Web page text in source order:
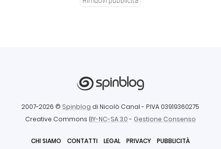
2007-2026 © Spinblog di Nicolò Canal - P.IVA 03919360275
Creative Commons BY-NC-SA 3.0- Gestione Consenso
CHI SIAMO CONTATTI LEGAL PRIVACY PUBBLICITÀ